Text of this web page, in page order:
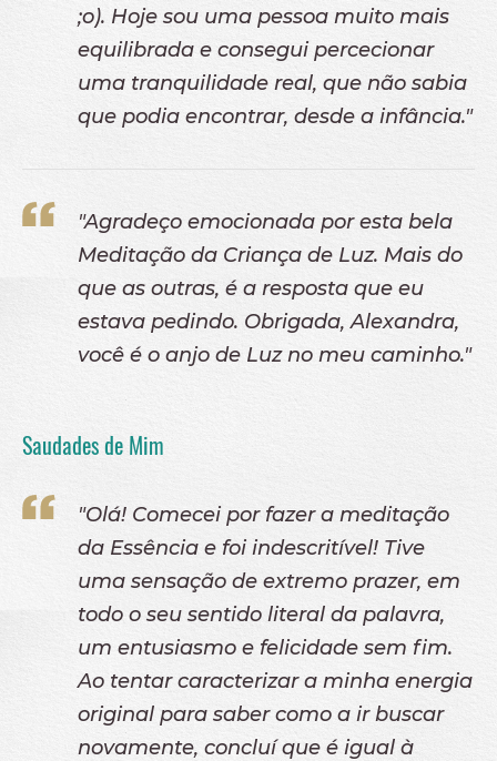
;o). Hoje sou uma pessoa muito mais
equilibrada e consegui percecionar
uma tranquilidade real, que não sabia
que podia encontrar, desde a infância."
"Agradeço emocionada por esta bela
Meditação da Criança de Luz. Mais do
que as outras, é a resposta que eu
estava pedindo. Obrigada, Alexandra,
você é o anjo de Luz no meu caminho."
Saudades de Mim
"Olá! Comecei por fazer a meditação
da Essência e foi indescritível! Tive
uma sensação de extremo prazer, em
todo o seu sentido literal da palavra,
um entusiasmo e felicidade sem fim.
Ao tentar caracterizar a minha energia
original para saber como a ir buscar
novamente, concluí que é igual à